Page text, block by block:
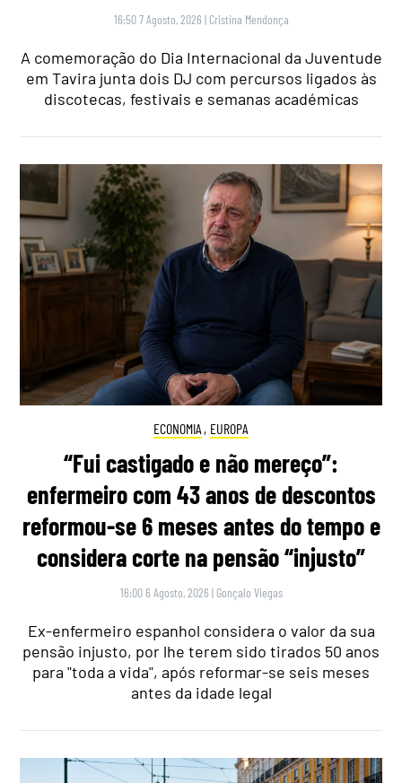
16:50 7 Agosto, 2026 | Cristina Mendonça
A comemoração do Dia Internacional da Juventude
em Tavira junta dois DJ com percursos ligados às
discotecas, festivais e semanas académicas
ECONOMIA , EUROPA
“Fui castigado e não mereço”:
enfermeiro com 43 anos de descontos
reformou-se 6 meses antes do tempo e
considera corte na pensão “injusto”
16:00 6 Agosto, 2026 | Gonçalo Viegas
Ex-enfermeiro espanhol considera o valor da sua
pensão injusto, por lhe terem sido tirados 50 anos
para "toda a vida", após reformar-se seis meses
antes da idade legal